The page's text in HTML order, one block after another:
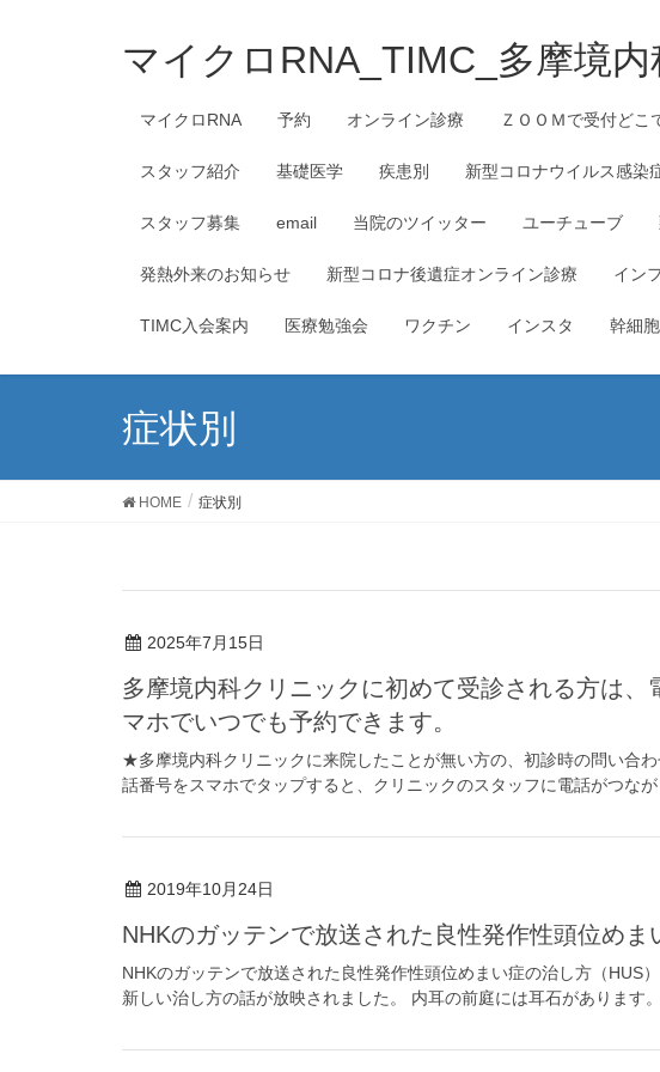
マイクロRNA_TIMC_多摩境
マイクロRNA 予約 オンライン診療 ＺＯＯＭで受付どこ
スタッフ紹介 基礎医学 疾患別 新型コロナウイルス感染
スタッフ募集 email 当院のツイッター ユーチューブ
発熱外来のお知らせ 新型コロナ後遺症オンライン診療 イン
TIMC入会案内 医療勉強会 ワクチン インスタ 幹細
症状別
HOME 症状別
2025年7月15日
多摩境内科クリニックに初めて受診される方は、
マホでいつでも予約できます。
★多摩境内科クリニックに来院したことが無い方の、初診時の問い合
話番号をスマホでタップすると、クリニックのスタッフに電話がつな
2019年10月24日
NHKのガッテンで放送された良性発作性頭位めま
NHKのガッテンで放送された良性発作性頭位めまい症の治し方（HUS
新しい治し方の話が放映されました。 内耳の前庭には耳石がありま